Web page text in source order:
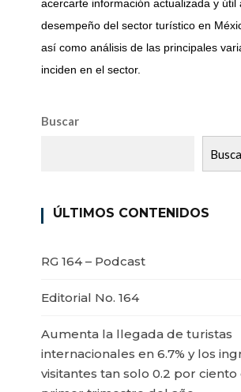
acercarte información actualizada y útil
desempeño del sector turístico en
así como análisis de las principales
inciden en el sector.
Buscar
ÚLTIMOS CONTENIDOS
RG 164 – Podcast
Editorial No. 164
Aumenta la llegada de turistas
internacionales en 6.7% y los
visitantes tan solo 0.2 por